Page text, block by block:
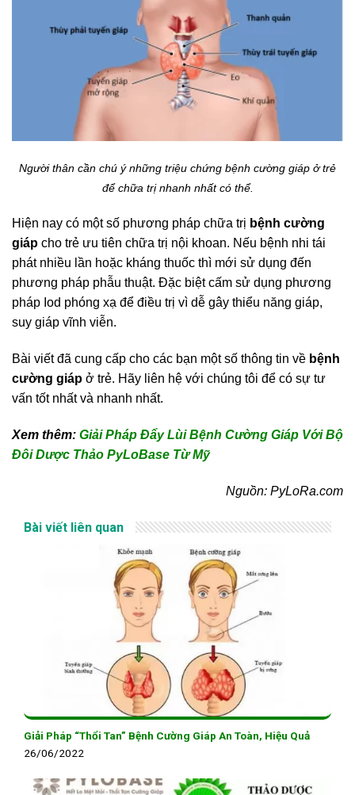
Người thân cần chú ý những triệu chứng bệnh cường giáp ở trẻ
để chữa trị nhanh nhất có thể.
Hiện nay có một số phương pháp chữa trị bệnh cường
giáp cho trẻ ưu tiên chữa trị nội khoan. Nếu bệnh nhi tái
phát nhiều lần hoặc kháng thuốc thì mới sử dụng đến
phương pháp phẫu thuật. Đặc biệt cấm sử dụng phương
pháp Iod phóng xạ để điều trị vì dễ gây thiểu năng giáp,
suy giáp vĩnh viễn.
Bài viết đã cung cấp cho các bạn một số thông tin về bệnh
cường giáp ở trẻ. Hãy liên hệ với chúng tôi để có sự tư
vấn tốt nhất và nhanh nhất.
Xem thêm: Giải Pháp Đẩy Lùi Bệnh Cường Giáp Với Bộ
Đôi Dược Thảo PyLoBase Từ Mỹ
Nguồn: PyLoRa.com
Bài viết liên quan
Giải Pháp “Thổi Tan” Bệnh Cường Giáp An Toàn, Hiệu Quả
26/06/2022